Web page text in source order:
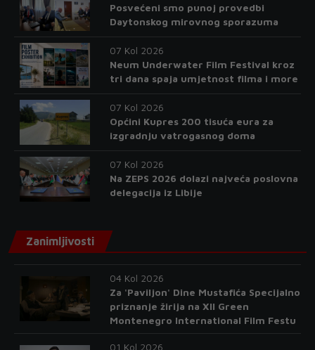
Posvećeni smo punoj provedbi
Daytonskog mirovnog sporazuma
07 Kol 2026
Neum Underwater Film Festival kroz
tri dana spaja umjetnost filma i more
07 Kol 2026
Općini Kupres 200 tisuća eura za
izgradnju vatrogasnog doma
07 Kol 2026
Na ZEPS 2026 dolazi najveća poslovna
delegacija iz Libije
Zanimljivosti
04 Kol 2026
Za 'Paviljon' Dine Mustafića Specijalno
priznanje žirija na XII Green
Montenegro International Film Festu
01 Kol 2026